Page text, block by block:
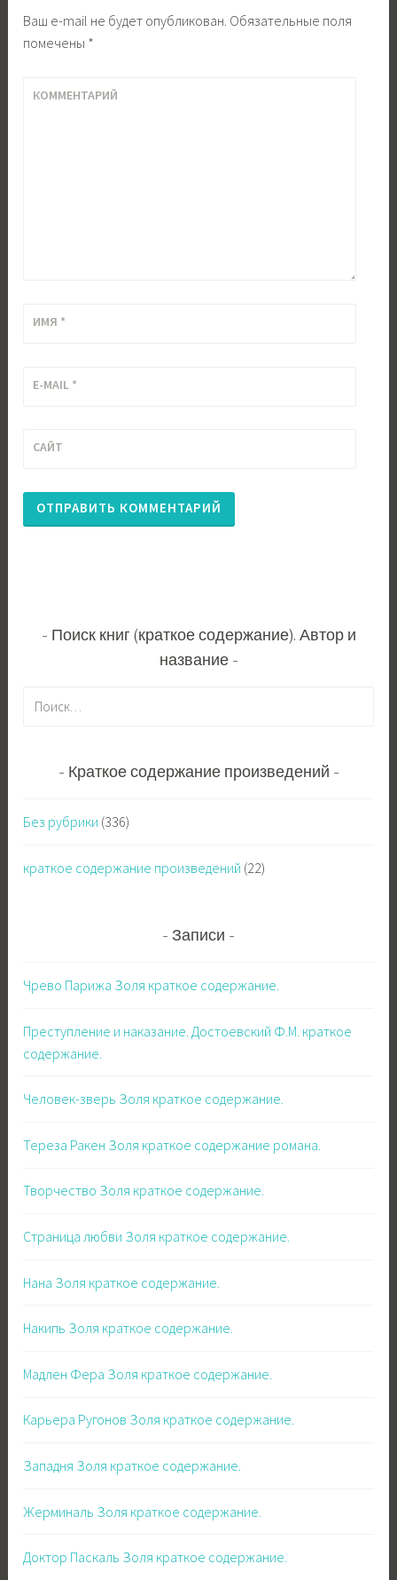
Ваш e-mail не будет опубликован. Обязательные поля
помечены *
КОММЕНТАРИЙ
ИМЯ *
E-MAIL *
САЙТ
Поиск книг (краткое содержание). Автор и
название
Краткое содержание произведений
Без рубрики (336)
краткое содержание произведений (22)
Записи
Чрево Парижа Золя краткое содержание.
Преступление и наказание. Достоевский Ф.М. краткое
содержание.
Человек-зверь Золя краткое содержание.
Тереза Ракен Золя краткое содержание романа.
Творчество Золя краткое содержание.
Страница любви Золя краткое содержание.
Нана Золя краткое содержание.
Накипь Золя краткое содержание.
Мадлен Фера Золя краткое содержание.
Карьера Ругонов Золя краткое содержание.
Западня Золя краткое содержание.
Жерминаль Золя краткое содержание.
Доктор Паскаль Золя краткое содержание.